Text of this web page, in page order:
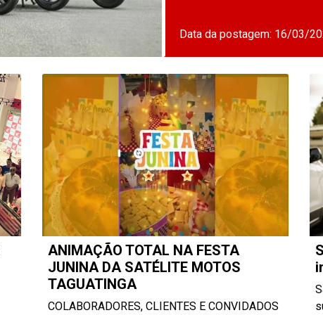
Data da postagem: 16/03/
ANIMAÇÃO TOTAL NA FESTA
JUNINA DA SATÉLITE MOTOS
TAGUATINGA
COLABORADORES, CLIENTES E CONVIDADOS